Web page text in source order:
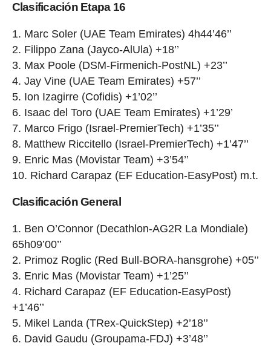
Clasificación Etapa 16
Marc Soler (UAE Team Emirates) 4h44’46’’
Filippo Zana (Jayco-AlUla) +18’’
Max Poole (DSM-Firmenich-PostNL) +23’’
Jay Vine (UAE Team Emirates) +57’’
Ion Izagirre (Cofidis) +1’02’’
Isaac del Toro (UAE Team Emirates) +1’29’
Marco Frigo (Israel-PremierTech) +1’35’’
Matthew Riccitello (Israel-PremierTech) +1’47’’
Enric Mas (Movistar Team) +3’54’’
Richard Carapaz (EF Education-EasyPost) m.t.
Clasificación General
Ben O’Connor (Decathlon-AG2R La Mondiale)
65h09’00’’
Primoz Roglic (Red Bull-BORA-hansgrohe) +05’’
Enric Mas (Movistar Team) +1’25’’
Richard Carapaz (EF Education-EasyPost)
+1’46’’
Mikel Landa (TRex-QuickStep) +2’18’’
David Gaudu (Groupama-FDJ) +3’48’’